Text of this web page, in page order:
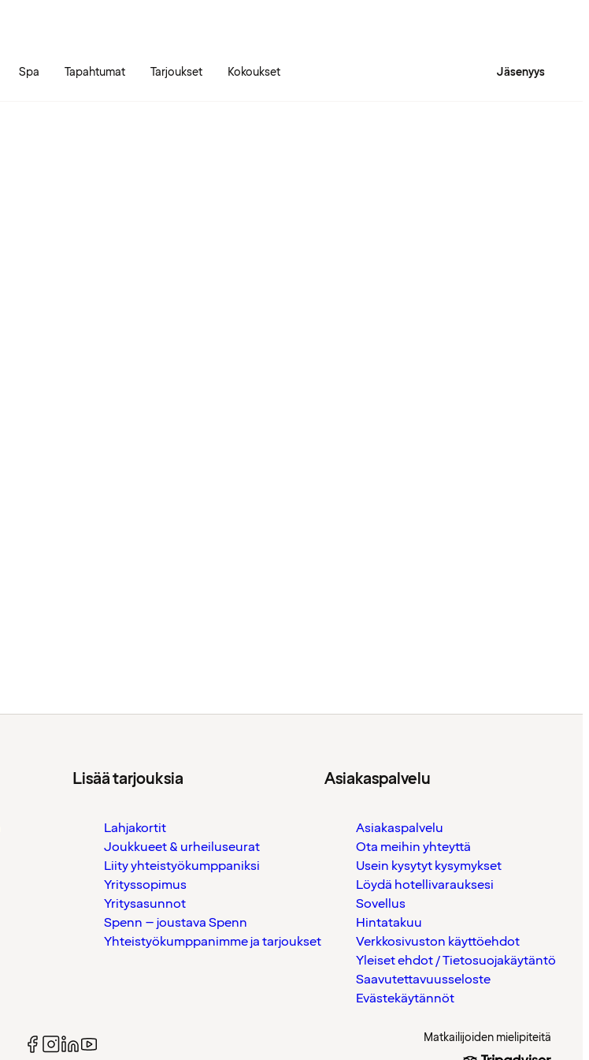
Spa Tapahtumat Tarjoukset Kokoukset Jäsenyys
Lisää tarjouksia
Lahjakortit
Joukkueet & urheiluseurat
Liity yhteistyökumppaniksi
Yrityssopimus
Yritysasunnot
Spenn – joustava Spenn
Yhteistyökumppanimme ja tarjoukset
Asiakaspalvelu
Asiakaspalvelu
Ota meihin yhteyttä
Usein kysytyt kysymykset
Löydä hotellivarauksesi
Sovellus
Hintatakuu
Verkkosivuston käyttöehdot
Yleiset ehdot / Tietosuojakäytäntö
Saavutettavuusseloste
Evästekäytännöt
Matkailijoiden mielipiteitä